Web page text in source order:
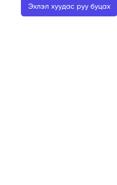
Эхлэл хуудас руу буцах